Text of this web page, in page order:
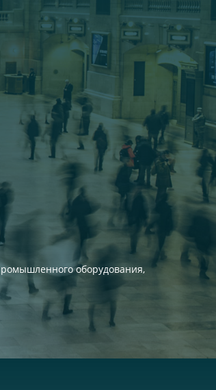
оборудования,